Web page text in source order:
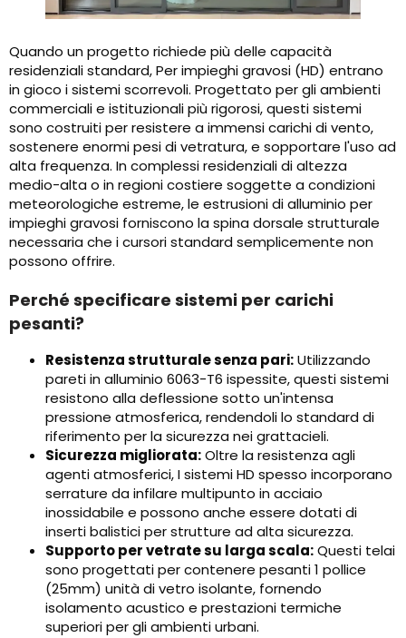
Quando un progetto richiede più delle capacità
residenziali standard, Per impieghi gravosi (HD) entrano
in gioco i sistemi scorrevoli. Progettato per gli ambienti
commerciali e istituzionali più rigorosi, questi sistemi
sono costruiti per resistere a immensi carichi di vento,
sostenere enormi pesi di vetratura, e sopportare l'uso ad
alta frequenza. In complessi residenziali di altezza
medio-alta o in regioni costiere soggette a condizioni
meteorologiche estreme, le estrusioni di alluminio per
impieghi gravosi forniscono la spina dorsale strutturale
necessaria che i cursori standard semplicemente non
possono offrire.
Perché specificare sistemi per carichi
pesanti?
Resistenza strutturale senza pari:Utilizzando
pareti in alluminio 6063-T6 ispessite, questi sistemi
resistono alla deflessione sotto un'intensa
pressione atmosferica, rendendoli lo standard di
riferimento per la sicurezza nei grattacieli.
Sicurezza migliorata:Oltre la resistenza agli
agenti atmosferici, I sistemi HD spesso incorporano
serrature da infilare multipunto in acciaio
inossidabile e possono anche essere dotati di
inserti balistici per strutture ad alta sicurezza.
Supporto per vetrate su larga scala:Questi telai
sono progettati per contenere pesanti 1 pollice
(25mm) unità di vetro isolante, fornendo
isolamento acustico e prestazioni termiche
superiori per gli ambienti urbani.